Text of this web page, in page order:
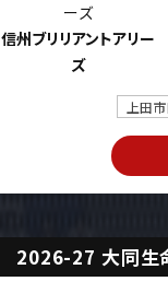
信州ブリリアントアリー
ズ
上田
2026-27 大同生